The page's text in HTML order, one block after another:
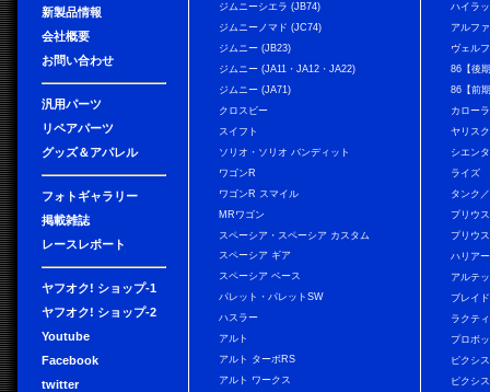
新製品情報
会社概要
お問い合わせ
汎用パーツ
リペアパーツ
グッズ＆アパレル
フォトギャラリー
掲載雑誌
レースレポート
ヤフオク! ショップ-1
ヤフオク! ショップ-2
Youtube
Facebook
twitter
ジムニーシエラ (JB74)
ジムニーノマド (JC74)
ジムニー (JB23)
ジムニー (JA11・JA12・JA22)
ジムニー (JA71)
クロスビー
スイフト
ソリオ・ソリオ バンディット
ワゴンR
ワゴンR スマイル
MRワゴン
スペーシア・スペーシア カスタム
スペーシア ギア
スペーシア ベース
パレット・パレットSW
ハスラー
アルト
アルト ターボRS
アルト ワークス
ハイラ
アルフ
ヴェル
86【後
86【前
カロー
ヤリス
シエンタ
ライズ
タンク
プリウス
プリウ
ハリアー
アルテ
ブレイド
ラクテ
プロボ
ピクシ
ピクシ